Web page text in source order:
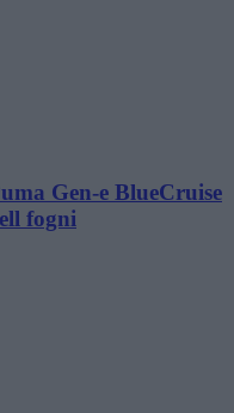
Gen-e BlueCruise
fogni